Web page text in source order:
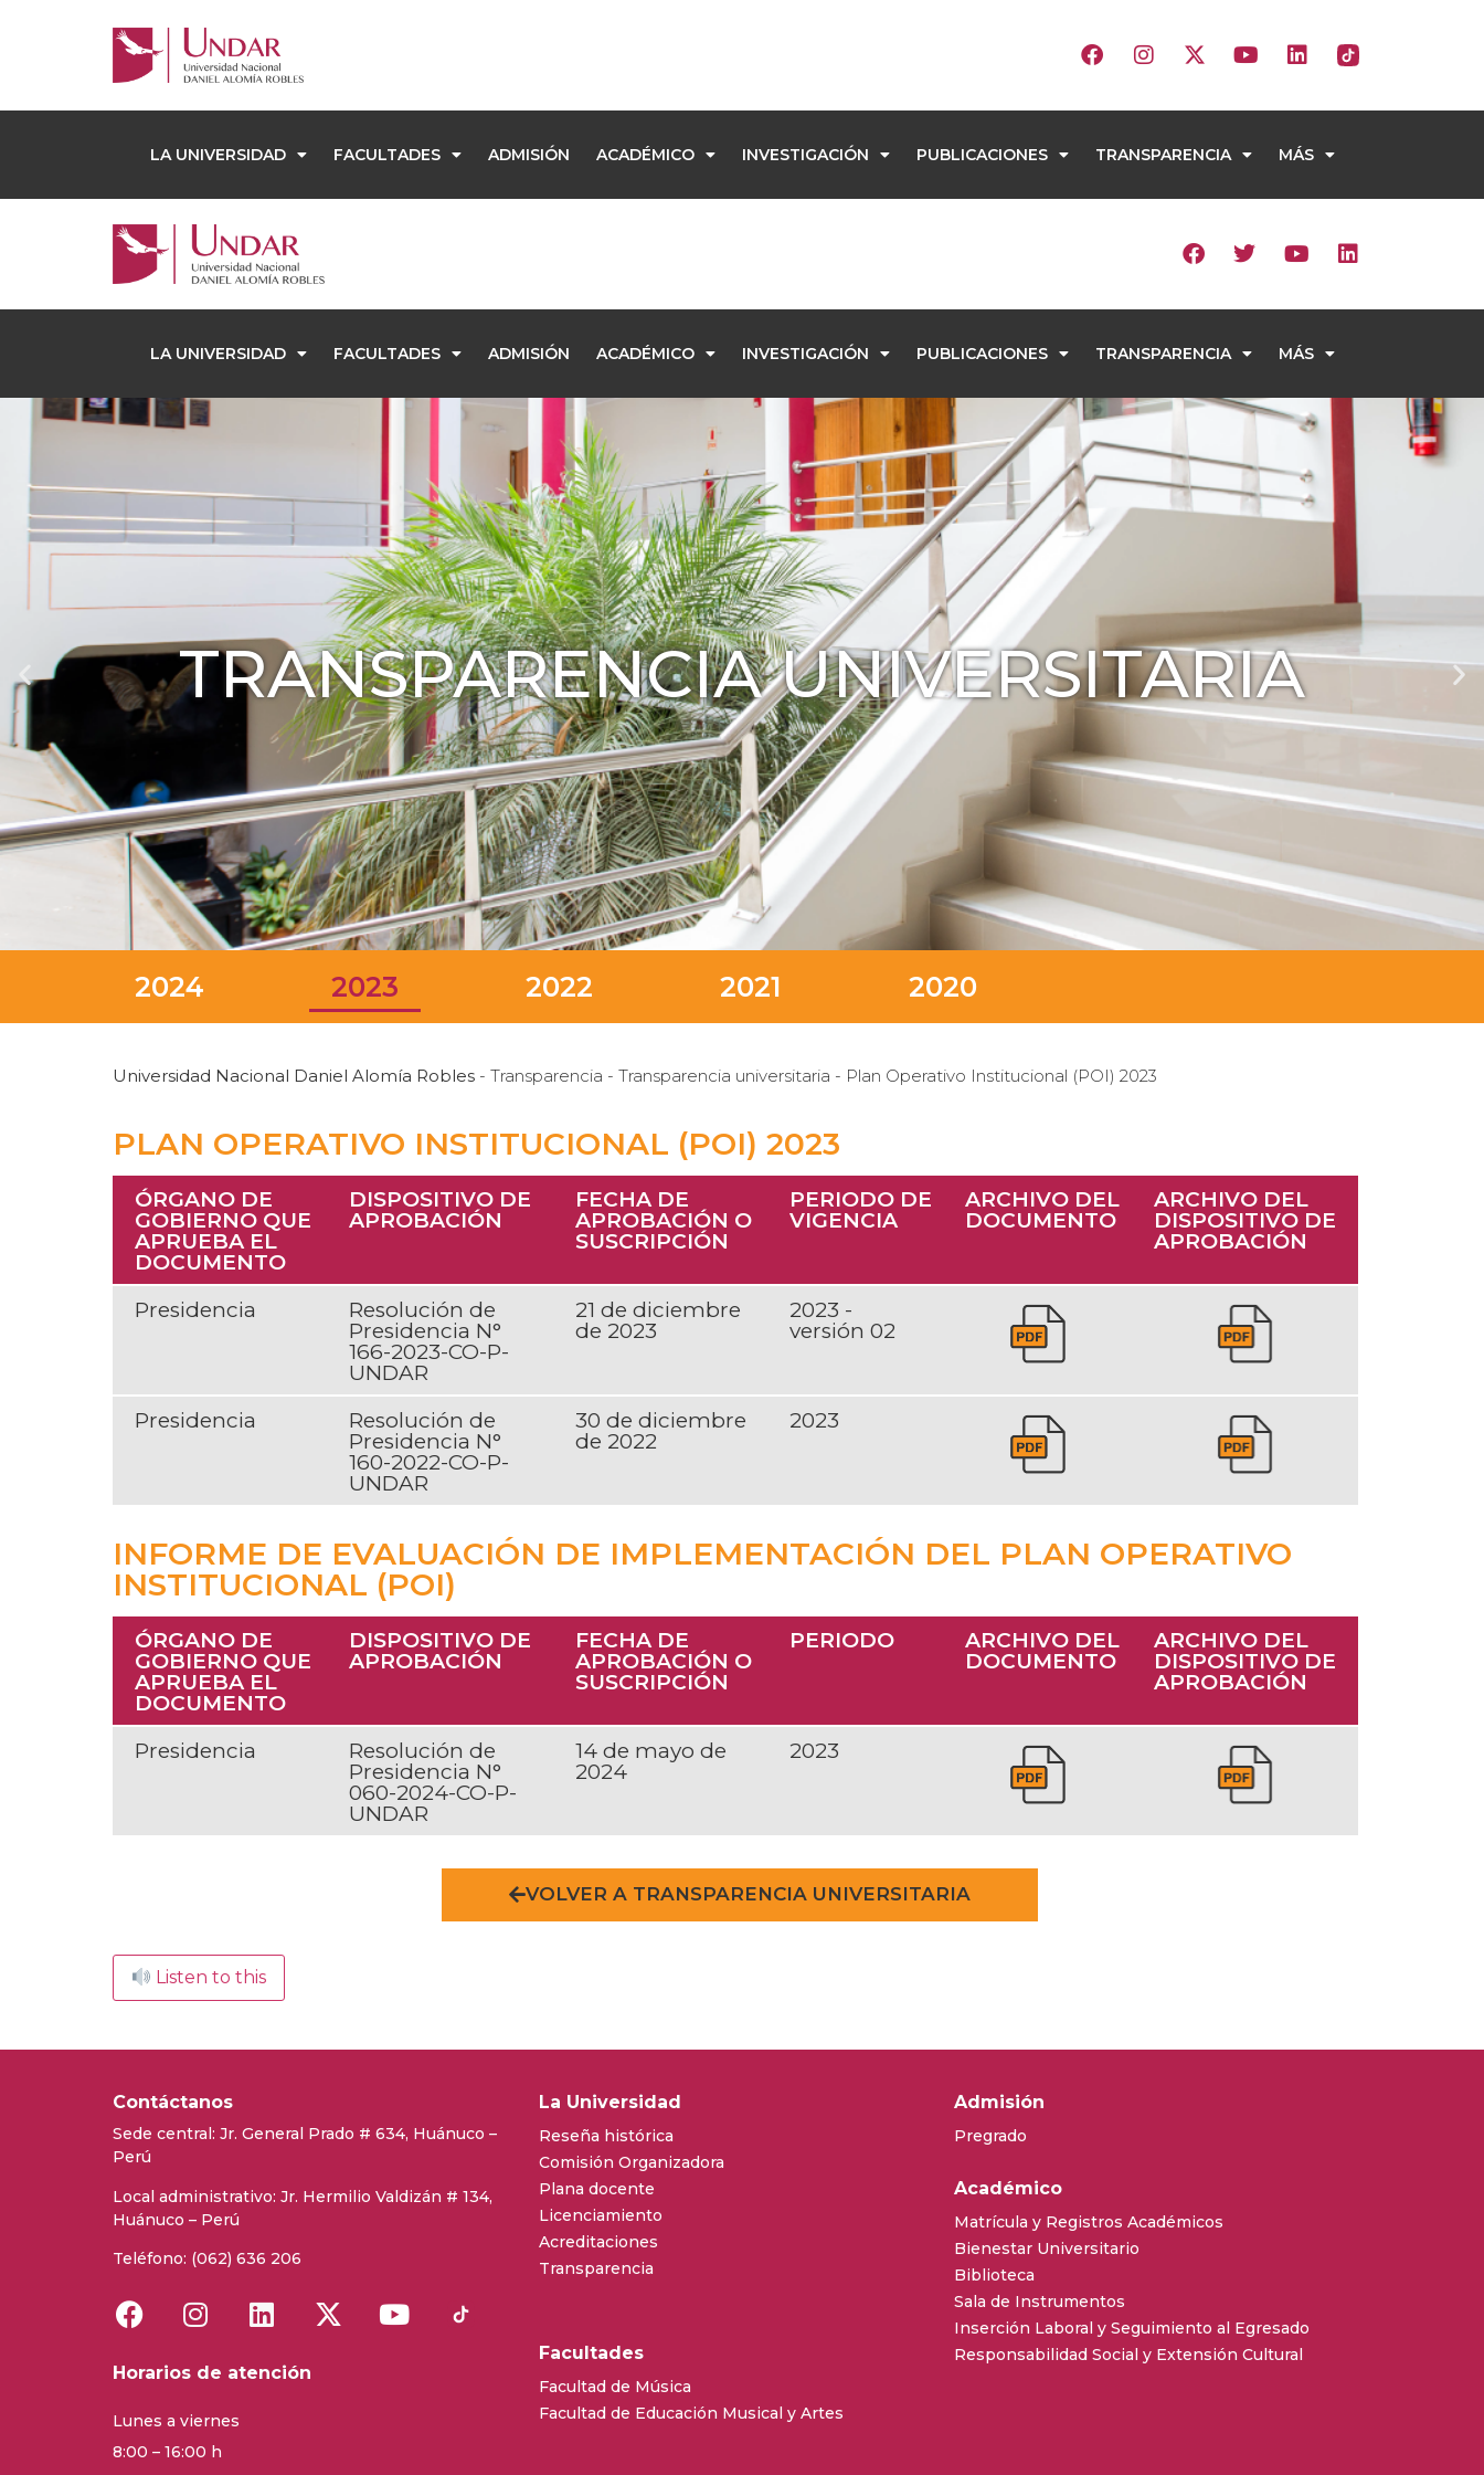
LA UNIVERSIDAD FACULTADES ADMISIÓN ACADÉMICO INVESTIGACIÓN PUBLICACIONES TRANSPARENCIA MÁS
LA UNIVERSIDAD FACULTADES ADMISIÓN ACADÉMICO INVESTIGACIÓN PUBLICACIONES TRANSPARENCIA MÁS
TRANSPARENCIA UNIVERSITARIA
2024 2023 2022 2021 2020
Universidad Nacional Daniel Alomía Robles - Transparencia - Transparencia universitaria - Plan Operativo Institucional (POI) 2023
PLAN OPERATIVO INSTITUCIONAL (POI) 2023
ÓRGANO DE
GOBIERNO QUE
APRUEBA EL
DOCUMENTO
DISPOSITIVO DE
APROBACIÓN
FECHA DE
APROBACIÓN O
SUSCRIPCIÓN
PERIODO DE
VIGENCIA
ARCHIVO DEL
DOCUMENTO
ARCHIVO DEL
DISPOSITIVO DE
APROBACIÓN
Presidencia
Resolución de
Presidencia N°
166-2023-CO-P-
UNDAR
21 de diciembre
de 2023
2023 -
versión 02
Presidencia
Resolución de
Presidencia N°
160-2022-CO-P-
UNDAR
30 de diciembre
de 2022
2023
INFORME DE EVALUACIÓN DE IMPLEMENTACIÓN DEL PLAN OPERATIVO
INSTITUCIONAL (POI)
ÓRGANO DE
GOBIERNO QUE
APRUEBA EL
DOCUMENTO
DISPOSITIVO DE
APROBACIÓN
FECHA DE
APROBACIÓN O
SUSCRIPCIÓN
PERIODO
ARCHIVO DEL
DOCUMENTO
ARCHIVO DEL
DISPOSITIVO DE
APROBACIÓN
Presidencia
Resolución de
Presidencia N°
060-2024-CO-P-
UNDAR
14 de mayo de
2024
2023
VOLVER A TRANSPARENCIA UNIVERSITARIA
Listen to this
Contáctanos
Sede central: Jr. General Prado # 634, Huánuco –
Perú
Local administrativo: Jr. Hermilio Valdizán # 134,
Huánuco – Perú
Teléfono: (062) 636 206
Horarios de atención
Lunes a viernes
8:00 – 16:00 h
La Universidad
Reseña histórica
Comisión Organizadora
Plana docente
Licenciamiento
Acreditaciones
Transparencia
Facultades
Facultad de Música
Facultad de Educación Musical y Artes
Admisión
Pregrado
Académico
Matrícula y Registros Académicos
Bienestar Universitario
Biblioteca
Sala de Instrumentos
Inserción Laboral y Seguimiento al Egresado
Responsabilidad Social y Extensión Cultural